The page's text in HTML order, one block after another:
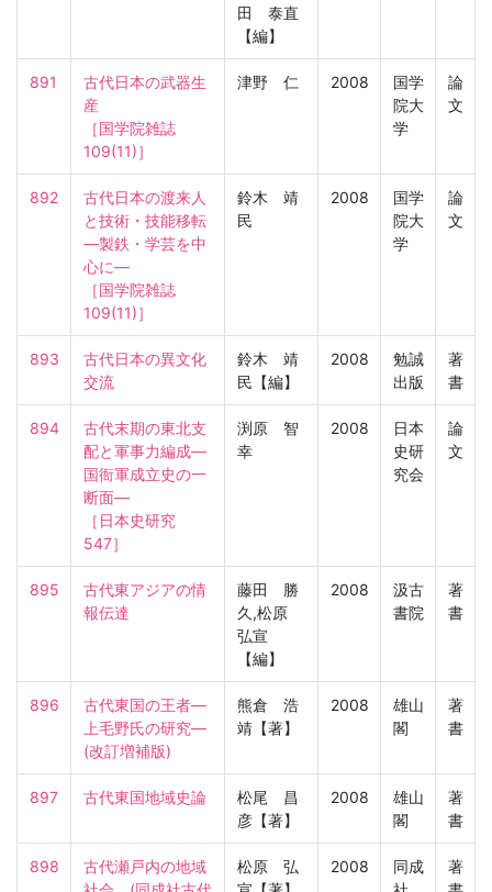
田 泰直
【編】
891
古代日本の武器生
産
［国学院雑誌
109(11)］
津野 仁 2008
国学
院大
学
論
文
892
古代日本の渡来人
と技術・技能移転
―製鉄・学芸を中
心に―
［国学院雑誌
109(11)］
鈴木 靖
民
2008
国学
院大
学
論
文
893
古代日本の異文化
交流
鈴木 靖
民【編】
2008
勉誠
出版
著
書
894
古代末期の東北支
配と軍事力編成―
国衙軍成立史の一
断面―
［日本史研究
547］
渕原 智
幸
2008
日本
史研
究会
論
文
895
古代東アジアの情
報伝達
藤田 勝
久,松原
弘宣
【編】
2008
汲古
書院
著
書
896
古代東国の王者―
上毛野氏の研究―
(改訂増補版)
熊倉 浩
靖【著】
2008
雄山
閣
著
書
897 古代東国地域史論
松尾 昌
彦【著】
2008
雄山
閣
著
書
898
古代瀬戸内の地域
松原 弘
2008
同成
著